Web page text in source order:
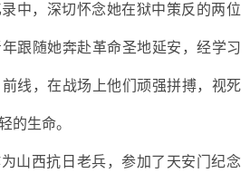
中，深切怀念她在狱中策反的两位
跟随她奔赴革命圣地延安，经学习
线，在战场上他们顽强拼搏，视死
的生命。
山西抗日老兵，参加了天安门纪念